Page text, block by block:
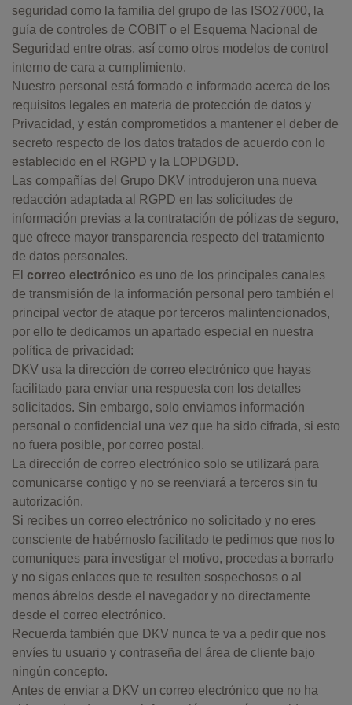
seguridad como la familia del grupo de las ISO27000, la
guía de controles de COBIT o el Esquema Nacional de
Seguridad entre otras, así como otros modelos de control
interno de cara a cumplimiento.
Nuestro personal está formado e informado acerca de los
requisitos legales en materia de protección de datos y
Privacidad, y están comprometidos a mantener el deber de
secreto respecto de los datos tratados de acuerdo con lo
establecido en el RGPD y la LOPDGDD.
Las compañías del Grupo DKV introdujeron una nueva
redacción adaptada al RGPD en las solicitudes de
información previas a la contratación de pólizas de seguro,
que ofrece mayor transparencia respecto del tratamiento
de datos personales.
El correo electrónico es uno de los principales canales
de transmisión de la información personal pero también el
principal vector de ataque por terceros malintencionados,
por ello te dedicamos un apartado especial en nuestra
política de privacidad:
DKV usa la dirección de correo electrónico que hayas
facilitado para enviar una respuesta con los detalles
solicitados. Sin embargo, solo enviamos información
personal o confidencial una vez que ha sido cifrada, si esto
no fuera posible, por correo postal.
La dirección de correo electrónico solo se utilizará para
comunicarse contigo y no se reenviará a terceros sin tu
autorización.
Si recibes un correo electrónico no solicitado y no eres
consciente de habérnoslo facilitado te pedimos que nos lo
comuniques para investigar el motivo, procedas a borrarlo
y no sigas enlaces que te resulten sospechosos o al
menos ábrelos desde el navegador y no directamente
desde el correo electrónico.
Recuerda también que DKV nunca te va a pedir que nos
envíes tu usuario y contraseña del área de cliente bajo
ningún concepto.
Antes de enviar a DKV un correo electrónico que no ha